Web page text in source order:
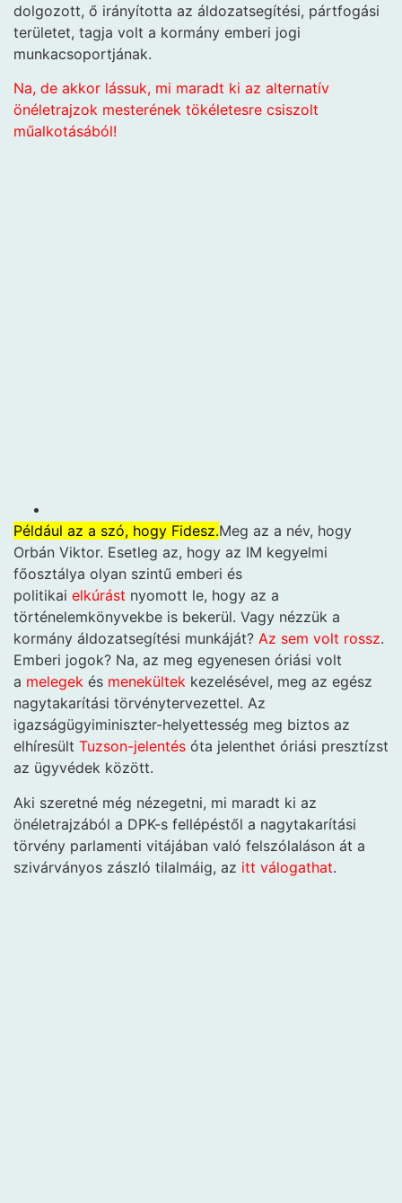
dolgozott, ő irányította az áldozatsegítési, pártfogási
területet, tagja volt a kormány emberi jogi
munkacsoportjának.
Na, de akkor lássuk, mi maradt ki az alternatív
önéletrajzok mesterének tökéletesre csiszolt
műalkotásából!
Például az a szó, hogy Fidesz.Meg az a név, hogy
Orbán Viktor. Esetleg az, hogy az IM kegyelmi
főosztálya olyan szintű emberi és
politikai elkúrást nyomott le, hogy az a
történelemkönyvekbe is bekerül. Vagy nézzük a
kormány áldozatsegítési munkáját? Az sem volt rossz.
Emberi jogok? Na, az meg egyenesen óriási volt
a melegek és menekültek kezelésével, meg az egész
nagytakarítási törvénytervezettel. Az
igazságügyiminiszter-helyettesség meg biztos az
elhíresült Tuzson-jelentés óta jelenthet óriási presztízst
az ügyvédek között.
Aki szeretné még nézegetni, mi maradt ki az
önéletrajzából a DPK-s fellépéstől a nagytakarítási
törvény parlamenti vitájában való felszólaláson át a
szivárványos zászló tilalmáig, az itt válogathat.